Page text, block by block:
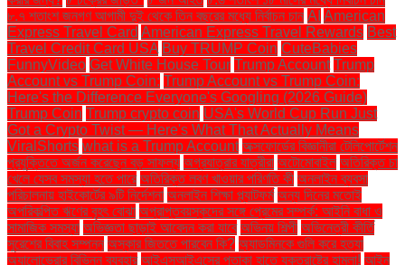
৮.৭ শতাংশ জনগণ আগামী দুই থেকে তিন বছরের মধ্যে নির্বাচন চান AI American
Express Travel Card American Express Travel Rewards Best
Travel Credit Card USA Buy TRUMP Coin CuteBabies
FunnyVideo Get White House Tour Trump Account Trump
Account vs Trump Coin: Trump Account vs Trump Coin:
Here's the Difference Everyone's Googling (2026 Guide)
Trump Coin Trump crypto coin USA's World Cup Run Just
Got a Crypto Twist — Here's What That Actually Means
ViralShorts what is a Trump Account অক্সফোর্ডের বিজ্ঞানীরা টেলিপোর্টেশন
প্রযুক্তিতে অর্জন করেছেন বড় সাফল্য অগ্রযাত্রার যাত্রীরা অটোমোবাইল অতিরিক্ত চা
খেলে যেসব সমস্যা হতে পারে অতিরিক্ত লবণ খাওয়ার পরিণতি কী অনলাইন ব্যবসা
পরিচালনায় হাইকোর্টের ৯টি নির্দেশনা অনলাইন শিক্ষা প্ল্যাটফর্ম অন্য দিনের মতোই
অপরিকল্পিত ঋণের বৃহৎ বোঝা অপ্রাপ্তবয়স্কদের সঙ্গে প্রেমের সম্পর্ক: আইনি বাধা ও
সামাজিক সমস্যা অভিজ্ঞতা ছাড়াই আবেদন করা যাবে অভিনয় শিল্পী অভিনেত্রী কীর্তি
সুরেশের বিবাহ সম্পন্ন অস্কার জিততে পারবেন কি? অ্যাডমিনকে গুলি করে হত্যা
অ্যালোভেরার বিভিন্ন ব্যবহার আইএসআইএসের পতাকা হাতে যুক্তরাষ্ট্রে হামলা! আইন